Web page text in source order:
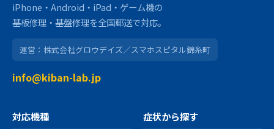
iPhone・Android・iPad・ゲーム機の
基板修理・基盤修理を全国郵送で対応。
運営：株式会社グロウデイズ／スマホスピタル錦糸町
info@kiban-lab.jp
対応機種 症状から探す